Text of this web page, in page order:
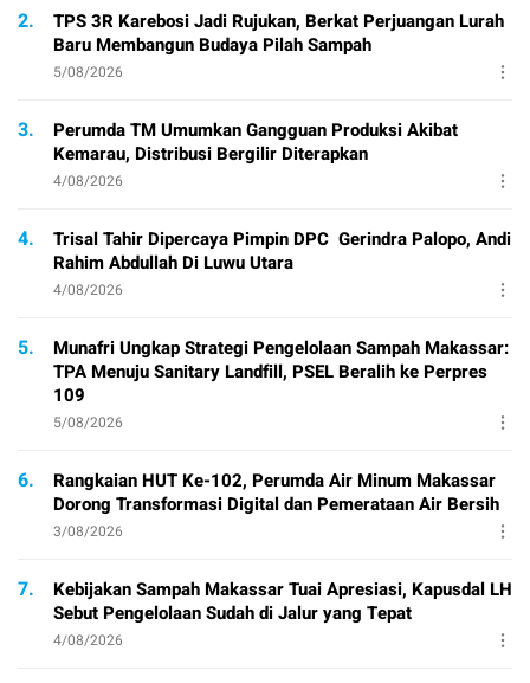
2.
TPS 3R Karebosi Jadi Rujukan, Berkat Perjuangan Lurah
Baru Membangun Budaya Pilah Sampah
5/08/2026
3.
Perumda TM Umumkan Gangguan Produksi Akibat
Kemarau, Distribusi Bergilir Diterapkan
4/08/2026
4.
Trisal Tahir Dipercaya Pimpin DPC Gerindra Palopo, Andi
Rahim Abdullah Di Luwu Utara
4/08/2026
5.
Munafri Ungkap Strategi Pengelolaan Sampah Makassar:
TPA Menuju Sanitary Landfill, PSEL Beralih ke Perpres
109
5/08/2026
6.
Rangkaian HUT Ke-102, Perumda Air Minum Makassar
Dorong Transformasi Digital dan Pemerataan Air Bersih
3/08/2026
7.
Kebijakan Sampah Makassar Tuai Apresiasi, Kapusdal LH
Sebut Pengelolaan Sudah di Jalur yang Tepat
4/08/2026